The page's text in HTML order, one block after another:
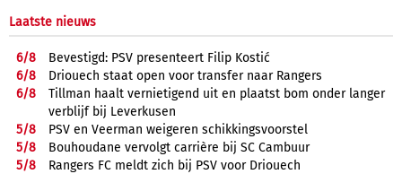
Laatste nieuws
6/8
Bevestigd: PSV presenteert Filip Kostić
6/8
Driouech staat open voor transfer naar Rangers
6/8
Tillman haalt vernietigend uit en plaatst bom onder langer
verblijf bij Leverkusen
5/8
PSV en Veerman weigeren schikkingsvoorstel
5/8
Bouhoudane vervolgt carrière bij SC Cambuur
5/8
Rangers FC meldt zich bij PSV voor Driouech